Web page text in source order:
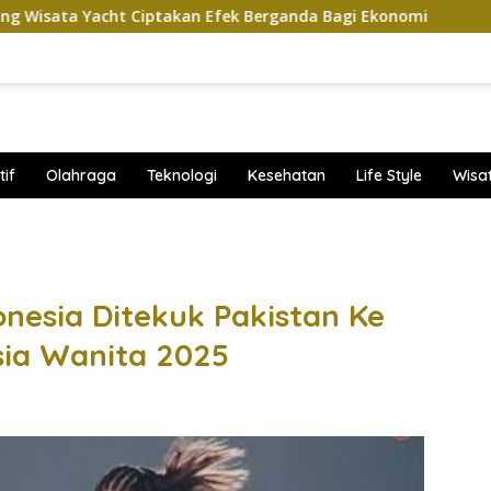
Efek Berganda Bagi Ekonomi Penampilan dan
Olahraga Teknologi Kesehatan Life Style
Ditekuk Pakistan Ke
Wanita 2025